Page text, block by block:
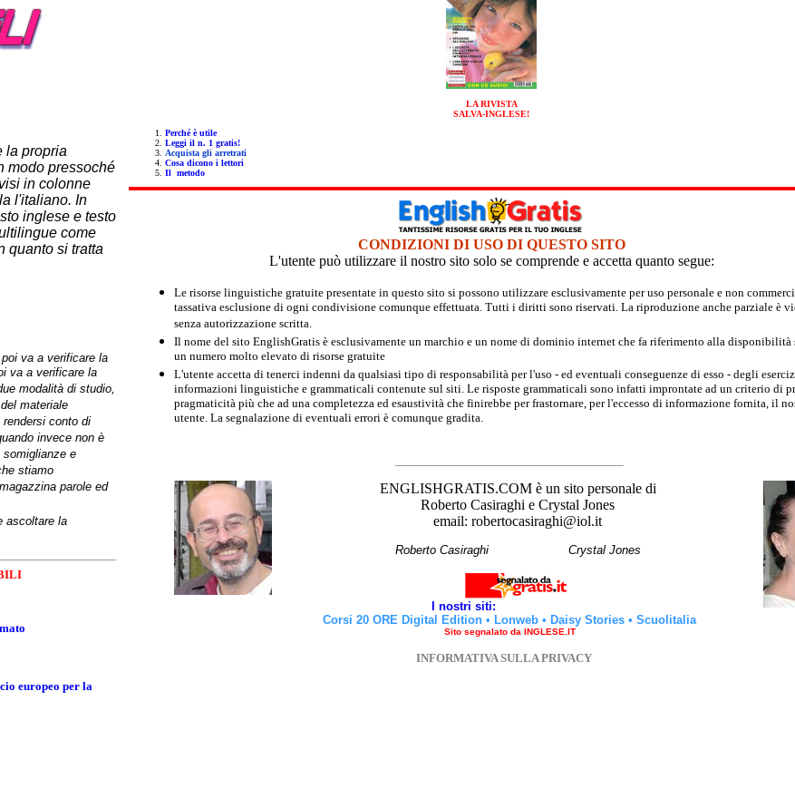
la propria
modo pressoché
in colonne
l'italiano. In
inglese e testo
come
quanto si tratta
va a verificare la
va a verificare la
modalità di studio,
materiale
conto di
invece non è
e
stiamo
parole ed
ascoltare la
europeo per la
LA RIVISTA
SALVA-INGLESE!
Perché è utile
Leggi il n. 1 gratis!
Acquista gli arretrati
Cosa dicono i lettori
Il metodo
CONDIZIONI DI USO DI QUESTO SITO
L'utente può utilizzare il nostro sito solo se comprende e accetta quanto segue:
Le risorse linguistiche gratuite presentate in questo sito si possono utilizzare esclusivamente per uso personale e non
tassativa esclusione di ogni condivisione comunque effettuata. Tutti i diritti sono riservati. La riproduzione anche parziale è
senza autorizzazione scritta.
Il nome del sito EnglishGratis è esclusivamente un marchio e un nome di dominio internet che fa riferimento alla
un numero molto elevato di risorse gratuite
L'utente accetta di tenerci indenni da qualsiasi tipo di responsabilità per l'uso - ed eventuali conseguenze di esso - degli
informazioni linguistiche e grammaticali contenute sul siti. Le risposte grammaticali sono infatti improntate ad un criterio di
pragmaticità più che ad una completezza ed esaustività che finirebbe per frastornare, per l'eccesso di informazione fornita, il
utente. La segnalazione di eventuali errori è comunque gradita.
ENGLISHGRATIS.COM è un sito personale di
Roberto Casiraghi e Crystal Jones
email: robertocasiraghi@iol.it
Roberto Casiraghi Crystal Jones
I nostri siti:
Corsi 20 ORE Digital Edition • Lonweb • Daisy Stories • Scuolitalia
Sito segnalato da INGLESE.IT
INFORMATIVA SULLA PRIVACY